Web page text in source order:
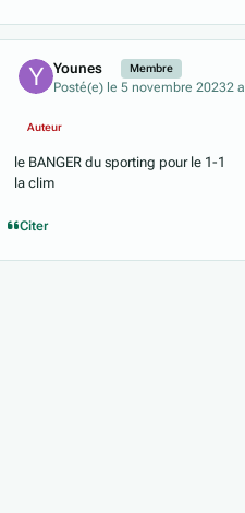
Younes Membre
Posté(e) le 5 novembre 20232 a
Auteur
le BANGER du sporting pour le 1-1
la clim
Citer